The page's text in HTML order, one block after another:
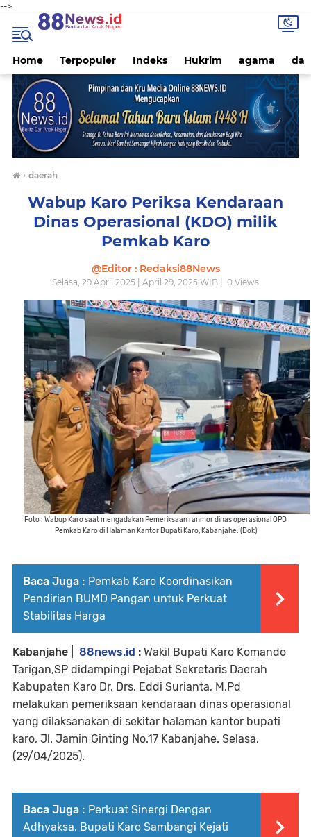
-->
Home Terpopuler Indeks Hukrim agama
› daerah
Wabup Karo Periksa Kendaraan
Dinas Operasional (KDO) milik
Pemkab Karo
@Editor : Redaksi88News
Selasa, 29 April 2025 | April 29, 2025 WIB | 0 Views
Foto : Wabup Karo saat mengadakan Pemeriksaan ranmor dinas operasional OPD
Pemkab Karo di Halaman Kantor Bupati Karo, Kabanjahe. (Dok)
Baca Juga : Pemkab Karo Koordinasikan
Pendirian BUMD Pangan untuk Perkuat
Stabilitas Harga
Kabanjahe | 88news.id : Wakil Bupati Karo Komando
Tarigan,SP didampingi Pejabat Sekretaris Daerah
Kabupaten Karo Dr. Drs. Eddi Surianta, M.Pd
melakukan pemeriksaan kendaraan dinas operasional
yang dilaksanakan di sekitar halaman kantor bupati
karo, Jl. Jamin Ginting No.17 Kabanjahe. Selasa,
(29/04/2025).
Baca Juga : Perkuat Sinergi Dengan
Adhyaksa, Bupati Karo Sambangi Kejati